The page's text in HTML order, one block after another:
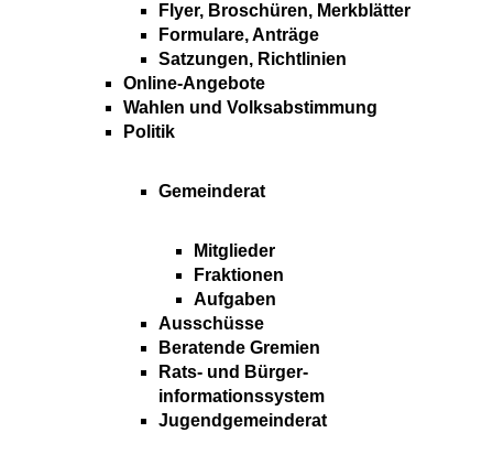
Flyer, Broschüren, Merkblätter
Formulare, Anträge
Satzungen, Richtlinien
Online-Angebote
Wahlen und Volksabstimmung
Politik
Gemeinderat
Mitglieder
Fraktionen
Aufgaben
Ausschüsse
Beratende Gremien
Rats- und Bürger-
informationssystem
Jugendgemeinderat